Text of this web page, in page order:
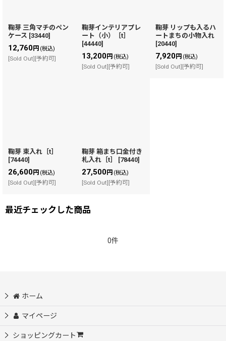
鞠芽 三角マチのペン
ケース [33440]
12,760円 (税込)
[Sold Out][予約可]
鞠芽インテリアプレ
ート（小）［t］
[44440]
13,200円 (税込)
[Sold Out][予約可]
鞠芽 リップも入るハ
ートまちの小物入れ
[20440]
7,920円 (税込)
[Sold Out][予約可]
鞠芽 束入れ［t］
[74440]
26,600円 (税込)
[Sold Out][予約可]
鞠芽 箱まち口金付き
札入れ［t］
[78440]
27,500円 (税込)
[Sold Out][予約可]
最近チェックした商品
0件
ホーム
マイページ
ショッピングカート